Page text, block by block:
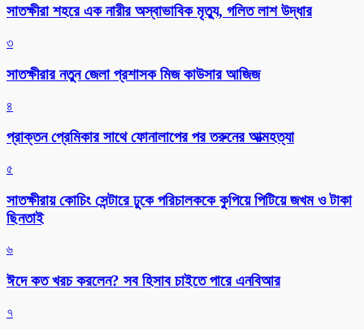
সাতক্ষীরা শহরে এক নারীর অস্বাভাবিক মৃত্যু, গলিত লাশ উদ্ধার
৩
সাতক্ষীরার নতুন জেলা প্রশাসক মিজ কাউসার আজিজ
৪
প্রাক্তন প্রেমিকার সাথে ফোনালাপের পর তরুনের আত্মহত্যা
৫
সাতক্ষীরায় কোচিং সেন্টারে ঢুকে পরিচালককে কুপিয়ে পিটিয়ে জখম ও টাকা
ছিনতাই
৬
ঈদে কত খরচ করলেন? সব হিসাব চাইতে পারে এনবিআর
৭